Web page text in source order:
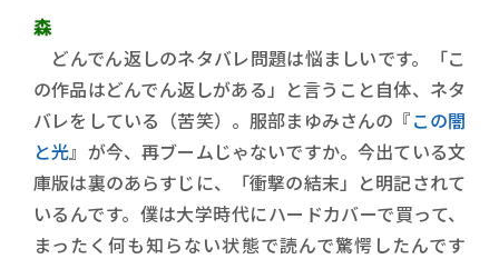
森
どんでん返しのネタバレ問題は悩ましいです。「こ
の作品はどんでん返しがある」と言うこと自体、ネタ
バレをしている（苦笑）。服部まゆみさんの『この闇
と光』が今、再ブームじゃないですか。今出ている文
庫版は裏のあらすじに、「衝撃の結末」と明記されて
いるんです。僕は大学時代にハードカバーで買って、
まったく何も知らない状態で読んで驚愕したんです